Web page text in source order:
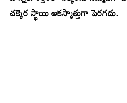
చక్కెర స్థాయి అకస్మాత్తుగా పెరగదు.